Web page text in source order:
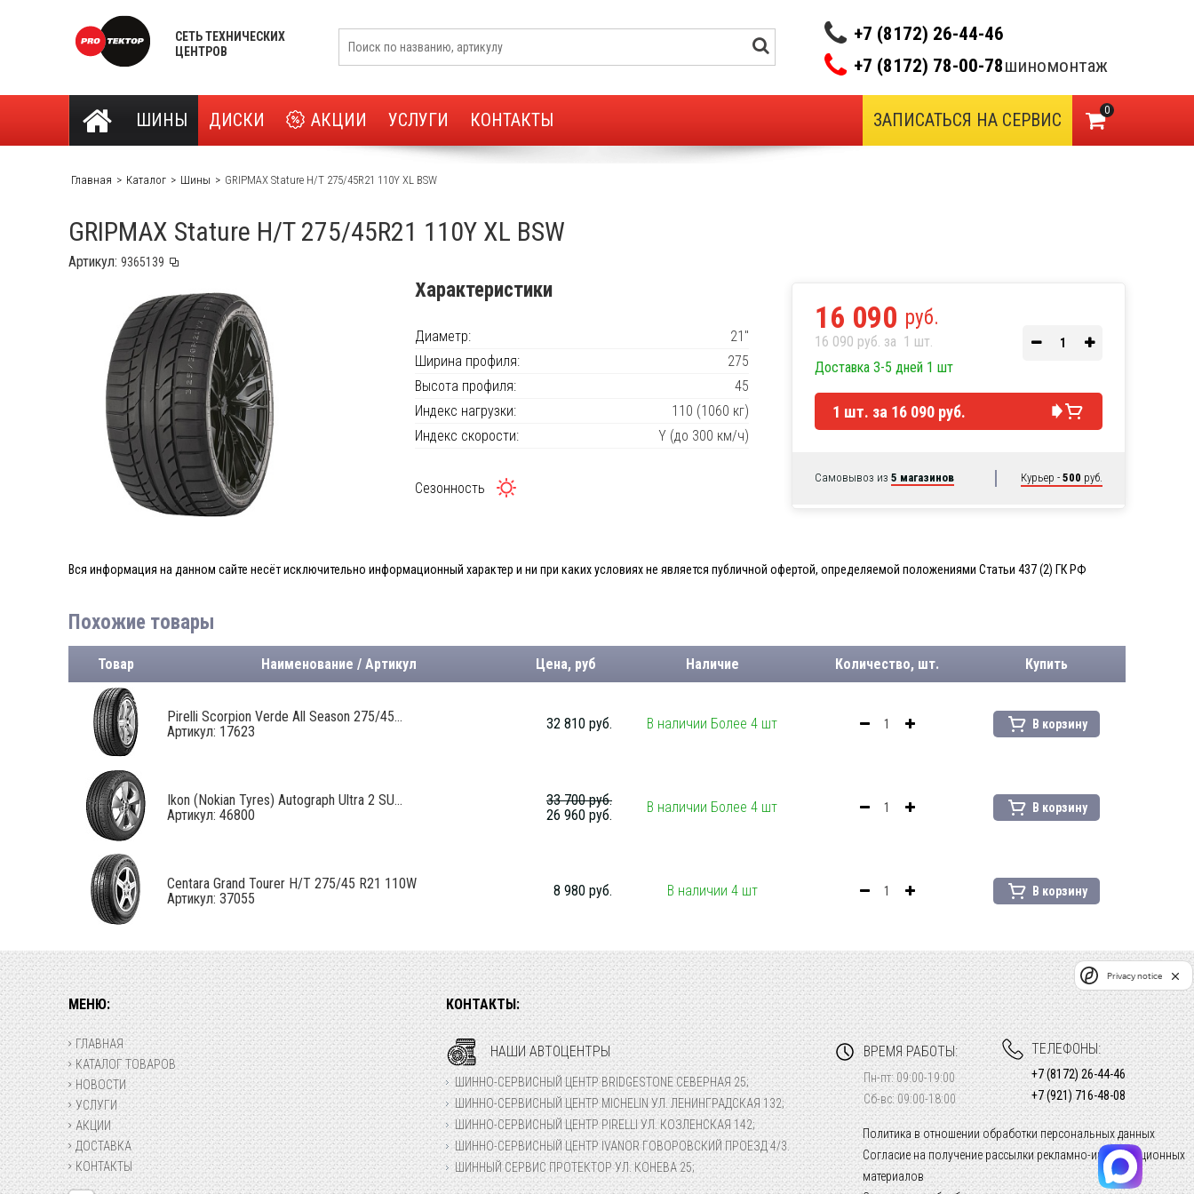
СЕТЬ ТЕХНИЧЕСКИХ
ЦЕНТРОВ
+7 (8172) 26-44-46
+7 (8172) 78-00-78шиномонтаж
ШИНЫ ДИСКИ АКЦИИ УСЛУГИ КОНТАКТЫ 0
ЗАПИСАТЬСЯ НА СЕРВИС
Главная Каталог Шины GRIPMAX Stature H/T 275/45R21 110Y XL BSW
GRIPMAX Stature H/T 275/45R21 110Y XL BSW
Артикул:
Характеристики
Диаметр:
21"
Ширина профиля:
275
Высота профиля:
45
Индекс нагрузки:
110 (1060 кг)
Индекс скорости:
Y (до 300 км/ч)
Сезонность
16 090 руб.
16 090 руб. за 1 шт.
Доставка 3-5 дней 1 шт
1 шт. за 16 090 руб.
Самовывоз из 5 магазинов Курьер - 500 руб.
Вся информация на данном сайте несёт исключительно информационный характер и ни при каких условиях не является публичной офертой, определяемой положениями Статьи 437 (2) ГК РФ
Похожие товары
Товар Наименование / Артикул Цена, руб Наличие Количество, шт. Купить
Pirelli Scorpion Verde All Season 275/45...
Артикул: 17623
32 810 руб. В наличии Более 4 шт В корзину
Ikon (Nokian Tyres) Autograph Ultra 2 SU...
Артикул: 46800
33 700 руб.
26 960 руб.
В наличии Более 4 шт В корзину
Centara Grand Tourer H/T 275/45 R21 110W
Артикул: 37055
8 980 руб. В наличии 4 шт В корзину
МЕНЮ:
ГЛАВНАЯ
КАТАЛОГ ТОВАРОВ
НОВОСТИ
УСЛУГИ
АКЦИИ
ДОСТАВКА
КОНТАКТЫ
КОНТАКТЫ:
НАШИ АВТОЦЕНТРЫ
ШИННО-СЕРВИСНЫЙ ЦЕНТР BRIDGESTONE СЕВЕРНАЯ 25;
ШИННО-СЕРВИСНЫЙ ЦЕНТР MICHELIN УЛ. ЛЕНИНГРАДСКАЯ 132;
ШИННО-СЕРВИСНЫЙ ЦЕНТР PIRELLI УЛ. КОЗЛЕНСКАЯ 142;
ШИННО-СЕРВИСНЫЙ ЦЕНТР IVANOR ГОВОРОВСКИЙ ПРОЕЗД 4/3.
ШИННЫЙ СЕРВИС ПРОТЕКТОР УЛ. КОНЕВА 25;
ВРЕМЯ РАБОТЫ:
Пн-пт: 09:00-19:00
Сб-вс: 09:00-18:00
Политика в отношении обработки персональных данных
Согласие на получение рассылки рекламно-информационных
материалов
ТЕЛЕФОНЫ:
+7 (8172) 26-44-46
+7 (921) 716-48-08
Privacy notice